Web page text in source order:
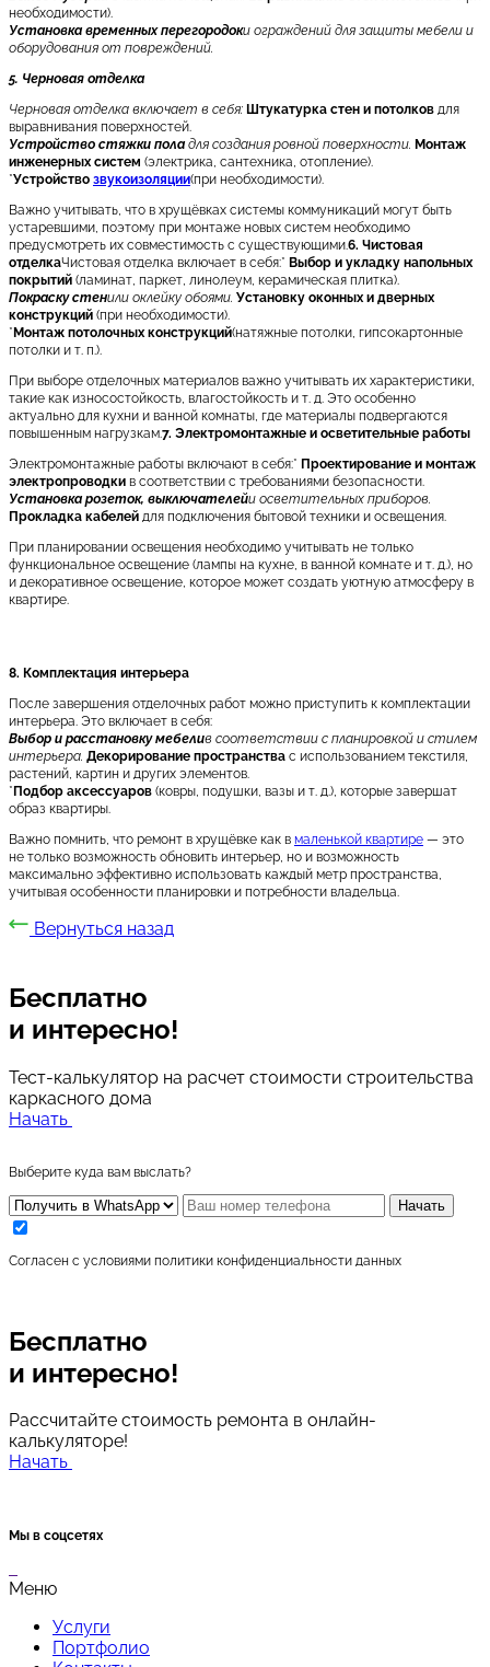
необходимости).
Установка временных перегородоки ограждений для защиты мебели и
оборудования от повреждений.
5. Черновая отделка
Черновая отделка включает в себя: Штукатурка стен и потолков для
выравнивания поверхностей.
Устройство стяжки поладля создания ровной поверхности. Монтаж
инженерных систем (электрика, сантехника, отопление).
*Устройство звукоизоляции(при необходимости).
Важно учитывать, что в хрущёвках системы коммуникаций могут быть
устаревшими, поэтому при монтаже новых систем необходимо
предусмотреть их совместимость с существующими.6. Чистовая
отделкаЧистовая отделка включает в себя:* Выбор и укладку напольных
покрытий (ламинат, паркет, линолеум, керамическая плитка).
Покраску стенили оклейку обоями. Установку оконных и дверных
конструкций (при необходимости).
*Монтаж потолочных конструкций(натяжные потолки, гипсокартонные
потолки и т. п.).
При выборе отделочных материалов важно учитывать их характеристики,
такие как износостойкость, влагостойкость и т. д. Это особенно
актуально для кухни и ванной комнаты, где материалы подвергаются
повышенным нагрузкам.7. Электромонтажные и осветительные работы
Электромонтажные работы включают в себя:* Проектирование и монтаж
электропроводки в соответствии с требованиями безопасности.
Установка розеток, выключателейи осветительных приборов.
Прокладка кабелей для подключения бытовой техники и освещения.
При планировании освещения необходимо учитывать не только
функциональное освещение (лампы на кухне, в ванной комнате и т. д.), но
и декоративное освещение, которое может создать уютную атмосферу в
квартире.
8. Комплектация интерьера
После завершения отделочных работ можно приступить к комплектации
интерьера. Это включает в себя:
Выбор и расстановку мебелив соответствии с планировкой и стилем
интерьера. Декорирование пространства с использованием текстиля,
растений, картин и других элементов.
*Подбор аксессуаров (ковры, подушки, вазы и т. д.), которые завершат
образ квартиры.
Важно помнить, что ремонт в хрущёвке как в маленькой квартире — это
не только возможность обновить интерьер, но и возможность
максимально эффективно использовать каждый метр пространства,
учитывая особенности планировки и потребности владельца.
Вернуться назад
Бесплатно
и интересно!
Тест-калькулятор на расчет стоимости строительства
каркасного дома
Начать
Выберите куда вам выслать?
Начать
Согласен с условиями политики конфиденциальности данных
Бесплатно
и интересно!
Рассчитайте стоимость ремонта в онлайн-
калькуляторе!
Начать
Мы в соцсетях
Меню
Услуги
Портфолио